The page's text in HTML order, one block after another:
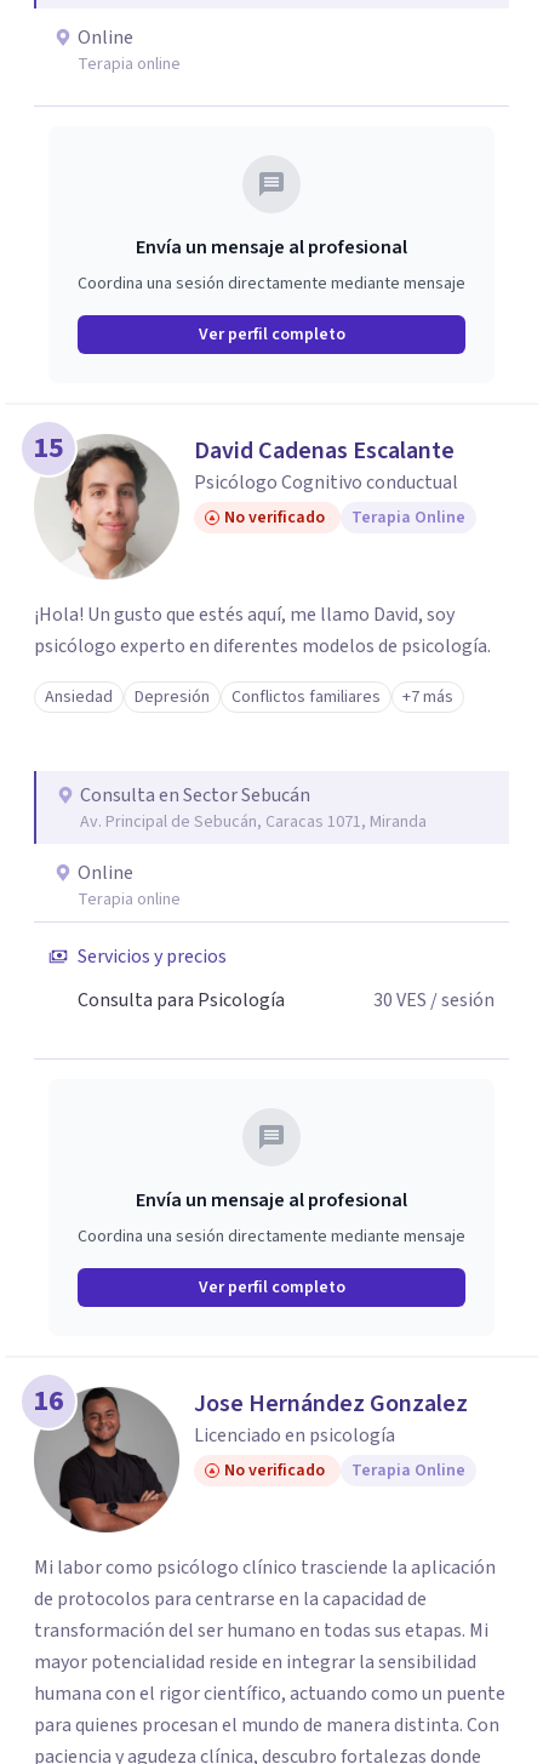
Online
Terapia online
Envía un mensaje al profesional
Coordina una sesión directamente mediante mensaje
Ver perfil completo
15 David Cadenas Escalante
Psicólogo Cognitivo conductual
No verificado Terapia Online
¡Hola! Un gusto que estés aquí, me llamo David, soy
psicólogo experto en diferentes modelos de psicología.
Ansiedad Depresión Conflictos familiares +7 más
Consulta en Sector Sebucán
Av. Principal de Sebucán, Caracas 1071, Miranda
Online
Terapia online
Servicios y precios
Consulta para Psicología
30VES / sesión
Envía un mensaje al profesional
Coordina una sesión directamente mediante mensaje
Ver perfil completo
16 Jose Hernández Gonzalez
Licenciado en psicología
No verificado Terapia Online
Mi labor como psicólogo clínico trasciende la aplicación
de protocolos para centrarse en la capacidad de
transformación del ser humano en todas sus etapas. Mi
mayor potencialidad reside en integrar la sensibilidad
humana con el rigor científico, actuando como un puente
para quienes procesan el mundo de manera distinta. Con
paciencia y agudeza clínica, descubro fortalezas donde